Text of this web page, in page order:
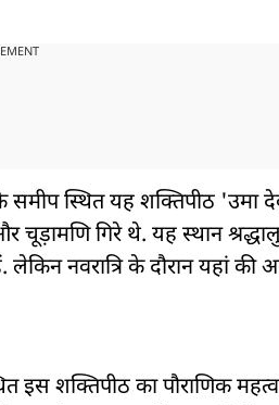
समीप स्थित यह शक्तिपीठ 'उमा
चूड़ामणि गिरे थे. यह स्थान
नवरात्रि के दौरान यहां की
इस शक्तिपीठ का पौराणिक